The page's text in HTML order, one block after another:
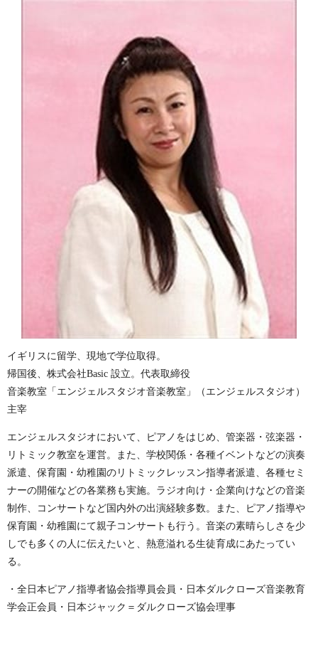
イギリスに留学、現地で学位取得。
帰国後、株式会社Basic 設立。代表取締役
音楽教室「エンジェルスタジオ音楽教室」（エンジェルスタジオ）
主宰
エンジェルスタジオにおいて、ピアノをはじめ、管楽器・弦楽器・
リトミック教室を運営。
また、学校関係・各種イベントなどの演奏
派遣、保育園・幼稚園のリトミックレッスン指導者派遣、各種セミ
ナーの開催などの各業務も実施。 ラジオ向け・企業向けなどの音楽
制作、コンサートなど国内外の出演経験多数。
また、ピアノ指導や
保育園・幼稚園にて親子コンサートも行う。 音楽の素晴らしさを少
しでも多くの人に伝えたいと、熱意溢れる生徒育成にあたってい
る。
・全日本ピアノ指導者協会指導員会員 ・日本ダルクローズ音楽教育
学会正会員 ・日本ジャック＝ダルクローズ協会理事